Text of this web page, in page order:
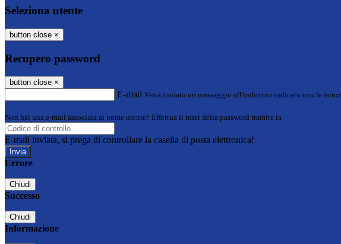
Seleziona utente
button close ×
Recupero password
button close ×
E-mail Verrà inviato un messaggio all'indirizzo indicato con le
Non hai una e-mail associata al nome utente? Effettua il reset della password tramite la
E-mail inviata, si prega di controllare la casella di posta elettronica!
Errore
Chiudi
Successo
Chiudi
Informazione